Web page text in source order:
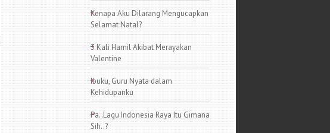
Kenapa Aku Dilarang Mengucapkan
Selamat Natal?
3 Kali Hamil Akibat Merayakan
Valentine
Ibuku, Guru Nyata dalam
Kehidupanku
Pa..Lagu Indonesia Raya Itu Gimana
Sih..?